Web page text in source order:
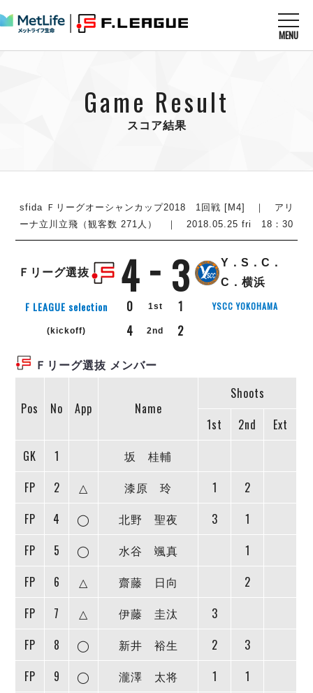
MENU
すべてのニュース
U-23選抜
チケット
メディア情報
その他
試合を観る MATCHES
順位表
戦績表
警告・退場・出場停止選手
個人ランキング｜ゴール
個人ランキング｜シュート
個人ランキング｜シュート成功率
メットライフ生命Ｆ２リーグ
順位表
警告・退場・出場停止選手
個人ランキング｜シュート
個人ランキング｜第2PK
メットライフ生命Ｆリーグカップ 2026
大会概要
アリーナ情報
チケット情報
過去の記録
エスポラーダ北海道
フウガドールすみだ
立川アスレティックFC
ペスカドーラ町田
ボアルース長野
シュライカー大阪
メットライフ生命Ｆ２リーグ
ヴォスクオーレ仙台
リガーレヴィア葛飾
Y．S．C．C．横浜
ヴィンセドール白山
アグレミーナ浜松
ポルセイド浜田
ミラクルスマイル新居浜
チケットを買う TICKET
アリーナ情報 ARENA
リーグ概要 ABOUT US
リーグ概要
大会概要
クラブライセンス関連
過去の記録 ARCHIVE
過去の試合記録
ディビジョン2 試合記録
Ｆリーグカップ 試合記録
リーグ統計データ
記念ゴール
担当審判員
選手の通算記録（Ｆ１）
バルドラール浦安
プロジェクト PROJECT
ABeam AWARD
DIVISION 02
Game Result
スコア結果
sfida Ｆリーグオーシャンカップ2018 1回戦 [M4] ｜ アリ
ーナ立川立飛（観客数 271人） ｜ 2018.05.25 fri 18：30
Ｆリーグ選抜 4 3
Y．S．C．
C．横浜
F LEAGUE selection 0 1st 1 YSCC YOKOHAMA
(kickoff) 4 2nd
2
Ｆリーグ選抜 メンバー
Pos No App Name
Shoots
1st
2nd
Ext
GK
1
坂 桂輔
FP
2 △ 漆原 玲 1
2
FP
4 ◯ 北野 聖夜 3
1
FP
5 ◯ 水谷 颯真
1
FP
6 △ 齋藤 日向
2
FP
7 △ 伊藤 圭汰
3
FP
8 ◯ 新井 裕生 2
3
FP
9 ◯ 瀧澤 太将 1
1